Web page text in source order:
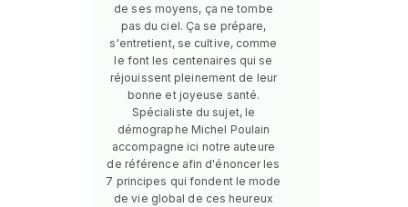
de ses moyens, ça ne tombe
pas du ciel. Ça se prépare,
s'entretient, se cultive, comme
le font les centenaires qui se
réjouissent pleinement de leur
bonne et joyeuse santé.
Spécialiste du sujet, le
démographe Michel Poulain
accompagne ici notre auteure
de référence afin d'énoncer les
7 principes qui fondent le mode
de vie global de ces heureux